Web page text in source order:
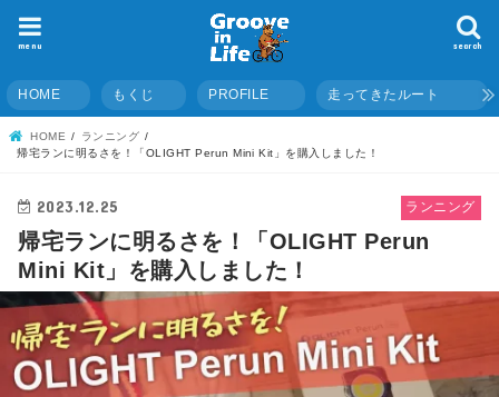
search
menu
HOME もくじ PROFILE 走ってきたルート
HOME
ランニング
帰宅ランに明るさを！「OLIGHT Perun Mini Kit」を購入しました！
ランニング
2023.12.25
帰宅ランに明るさを！「OLIGHT Perun
Mini Kit」を購入しました！